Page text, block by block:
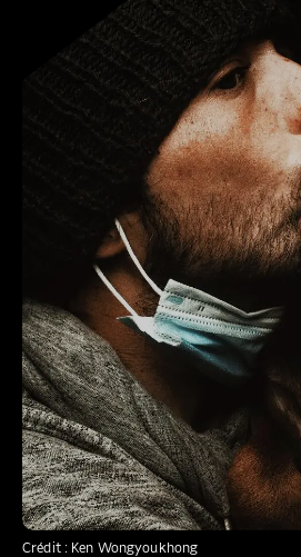
Crédit : Ken Wongyoukhong